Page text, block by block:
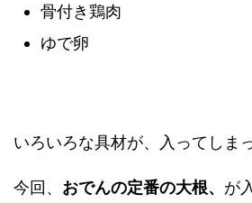
骨付き鶏肉
ゆで卵
いろいろな具材が、入ってしま
今回、 おでんの定番の大根、 が